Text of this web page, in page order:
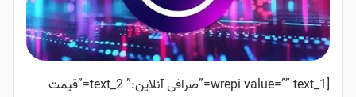
[wrepi value=”” text_1=”صرافی آنلاین:” text_2=”قیمت